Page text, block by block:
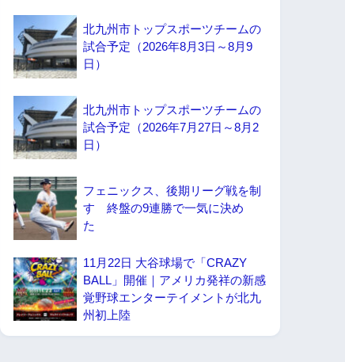
北九州市トップスポーツチームの
試合予定（2026年8月3日～8月9
日）
北九州市トップスポーツチームの
試合予定（2026年7月27日～8月2
日）
フェニックス、後期リーグ戦を制
す 終盤の9連勝で一気に決め
た
11月22日 大谷球場で「CRAZY
BALL」開催｜アメリカ発祥の新感
覚野球エンターテイメントが北九
州初上陸